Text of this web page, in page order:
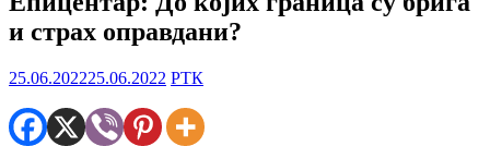
и страх оправдани?
25.06.202225.06.2022 РТК